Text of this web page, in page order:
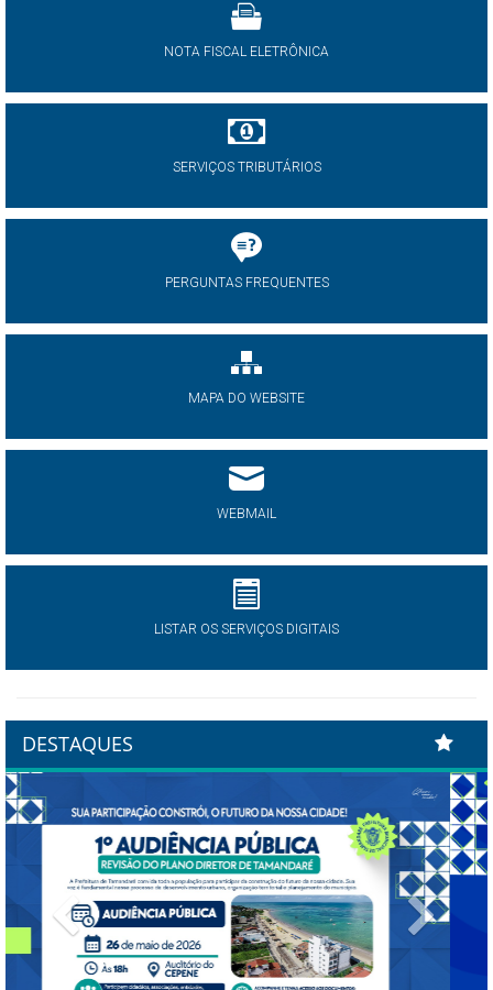
NOTA FISCAL ELETRÔNICA
SERVIÇOS TRIBUTÁRIOS
PERGUNTAS FREQUENTES
MAPA DO WEBSITE
WEBMAIL
LISTAR OS SERVIÇOS DIGITAIS
DESTAQUES